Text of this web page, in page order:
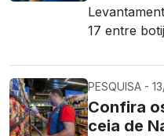
17 entre
PESQUISA -
Confira
ceia de